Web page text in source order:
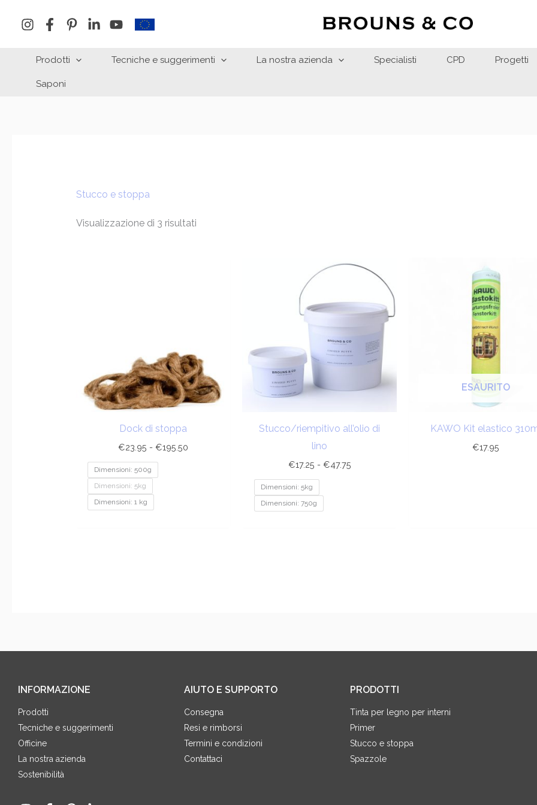
Prodotti Tecniche e suggerimenti La nostra azienda Specialisti CPD Progetti
Saponi
Stucco e stoppa
Visualizzazione di 3 risultati
Dock di stoppa
€23.95 - €195.50
Dimensioni: 500g
Dimensioni: 5kg
Dimensioni: 1 kg
Stucco/riempitivo all’olio di
lino
€17.25 - €47.75
Fascia
€17.25
a
Dimensioni: 5kg
Dimensioni: 750g
ESAURITO
KAWO Kit elastico
€17.95
INFORMAZIONE
Prodotti
Tecniche e suggerimenti
Officine
La nostra azienda
Sostenibilità
AIUTO E SUPPORTO
Consegna
Resi e rimborsi
Termini e condizioni
Contattaci
PRODOTTI
Tinta per legno per interni
Primer
Stucco e stoppa
Spazzole